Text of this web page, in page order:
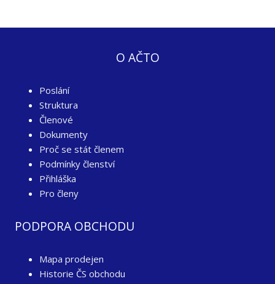
O AČTO
Poslání
Struktura
Členové
Dokumenty
Proč se stát členem
Podmínky členství
Přihláška
Pro členy
PODPORA OBCHODU
Mapa prodejen
Historie ČS obchodu